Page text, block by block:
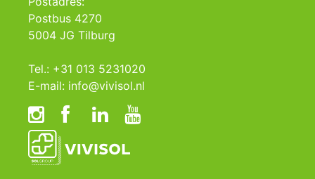
Postbus 4270
5004 JG Tilburg
Tel.: +31 013 5231020
E-mail: info@vivisol.nl